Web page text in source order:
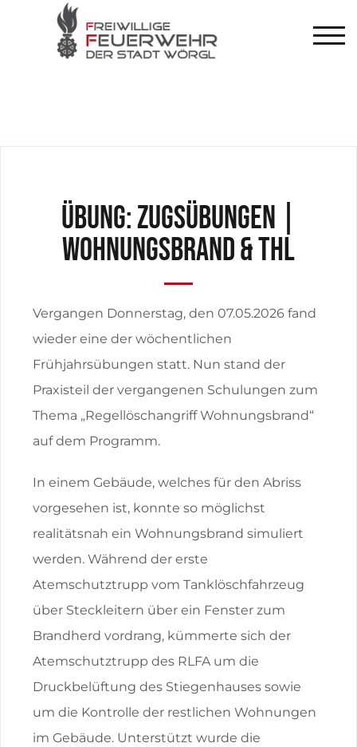
ÜBUNG: Zugsübungen |
Wohnungsbrand & THL
Vergangen Donnerstag, den 07.05.2026 fand
wieder eine der wöchentlichen
Frühjahrsübungen statt. Nun stand der
Praxisteil der vergangenen Schulungen zum
Thema „Regellöschangriff Wohnungsbrand“
auf dem Programm.
In einem Gebäude, welches für den Abriss
vorgesehen ist, konnte so möglichst
realitätsnah ein Wohnungsbrand simuliert
werden. Während der erste
Atemschutztrupp vom Tanklöschfahrzeug
über Steckleitern über ein Fenster zum
Brandherd vordrang, kümmerte sich der
Atemschutztrupp des RLFA um die
Druckbelüftung des Stiegenhauses sowie
um die Kontrolle der restlichen Wohnungen
im Gebäude. Unterstützt wurde die